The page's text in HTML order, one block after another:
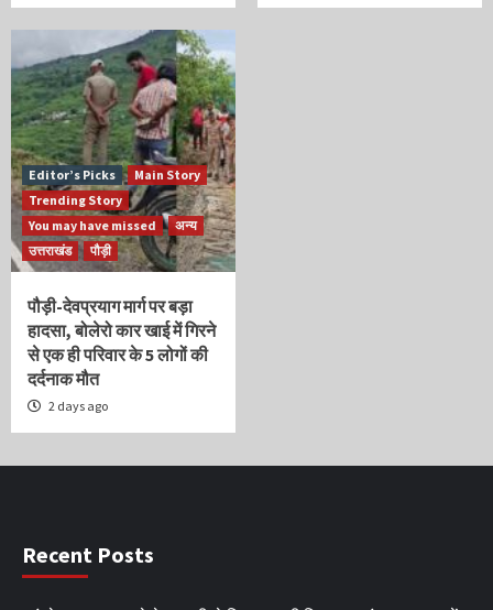
Editor’s Picks
Main Story
Trending Story
You may have missed
अन्य
उत्तराखंड
पौड़ी
पौड़ी-देवप्रयाग मार्ग पर बड़ा
हादसा, बोलेरो कार खाई में गिरने
से एक ही परिवार के 5 लोगों की
दर्दनाक मौत
2 days ago
Recent Posts